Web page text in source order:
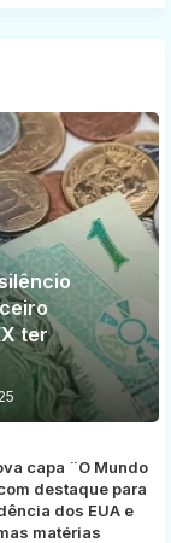
ter
capa ¨O Mundo
destaque para
dos EUA e
matérias